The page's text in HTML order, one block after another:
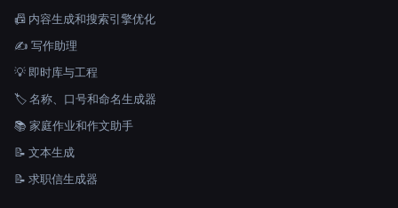
📠 内容生成和搜索引擎优化
✍️ 写作助理
💡 即时库与工程
🏷️ 名称、口号和命名生成器
📚 家庭作业和作文助手
📝 文本生成
📝 求职信生成器